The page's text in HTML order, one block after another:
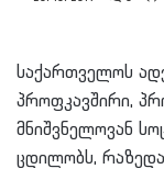
საქართველოს
პროფკავშირი,
მნიშვნელოვან
ცდილობს,